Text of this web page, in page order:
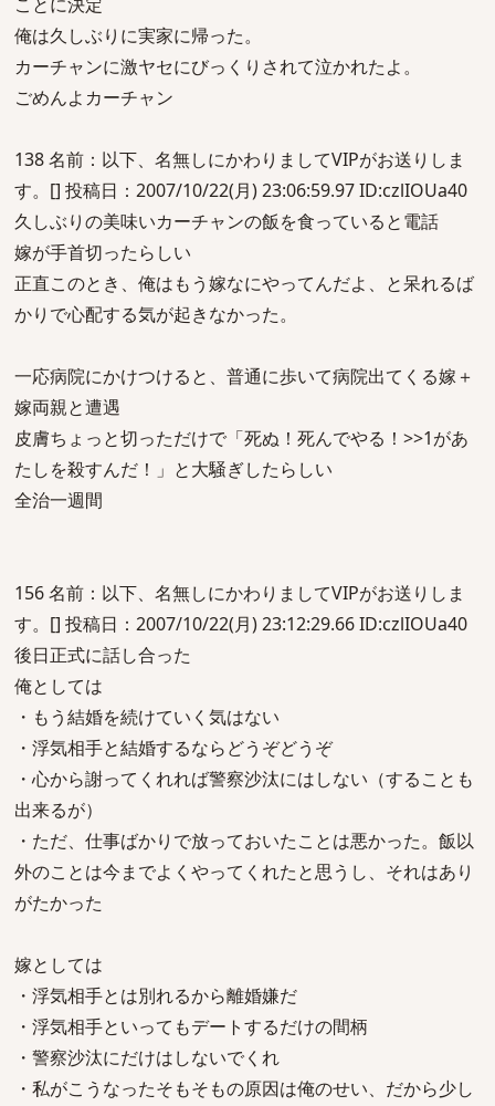
俺は久しぶりに実家に帰った。
カーチャンに激ヤセにびっくりされて泣かれたよ。
ごめんよカーチャン
138 名前：以下、名無しにかわりましてVIPがお送りしま
す。[] 投稿日：2007/10/22(月) 23:06:59.97 ID:czlIOUa40
久しぶりの美味いカーチャンの飯を食っていると電話
嫁が手首切ったらしい
正直このとき、俺はもう嫁なにやってんだよ、と呆れるば
かりで心配する気が起きなかった。
一応病院にかけつけると、普通に歩いて病院出てくる嫁＋
嫁両親と遭遇
皮膚ちょっと切っただけで「死ぬ！死んでやる！>>1があ
たしを殺すんだ！」と大騒ぎしたらしい
全治一週間
156 名前：以下、名無しにかわりましてVIPがお送りしま
す。[] 投稿日：2007/10/22(月) 23:12:29.66 ID:czlIOUa40
後日正式に話し合った
俺としては
・もう結婚を続けていく気はない
・浮気相手と結婚するならどうぞどうぞ
・心から謝ってくれれば警察沙汰にはしない（することも
出来るが）
・ただ、仕事ばかりで放っておいたことは悪かった。飯以
外のことは今までよくやってくれたと思うし、それはあり
がたかった
嫁としては
・浮気相手とは別れるから離婚嫌だ
・浮気相手といってもデートするだけの間柄
・警察沙汰にだけはしないでくれ
・私がこうなったそもそもの原因は俺のせい、だから少し